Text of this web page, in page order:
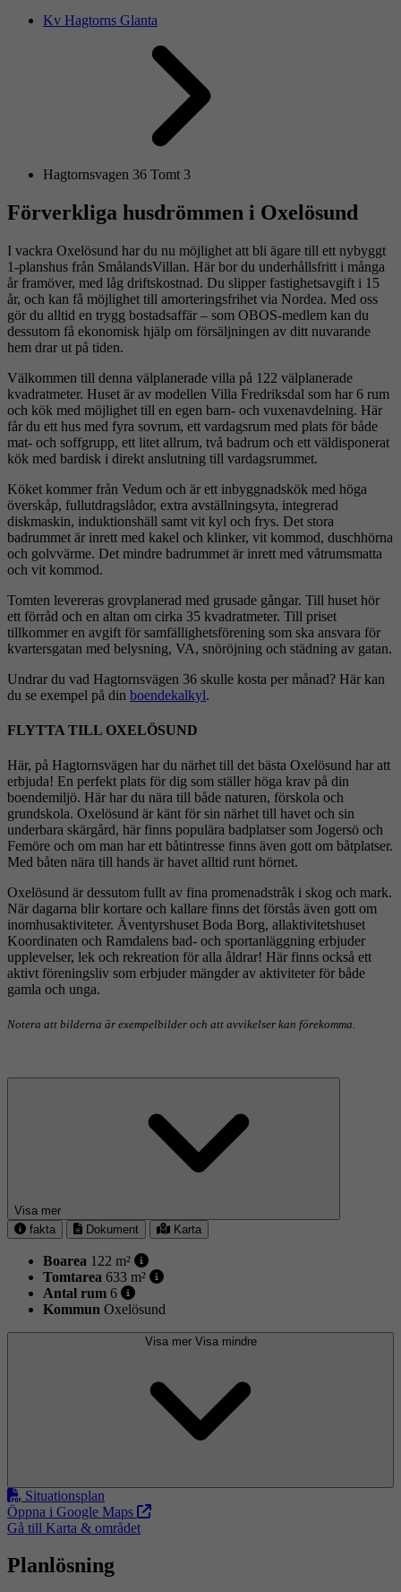
Kv Hagtorns Glanta
Hagtornsvagen 36 Tomt 3
Förverkliga husdrömmen i Oxelösund
I vackra Oxelösund har du nu möjlighet att bli ägare till ett nybyggt
1-planshus från SmålandsVillan. Här bor du underhållsfritt i många
år framöver, med låg driftskostnad. Du slipper fastighetsavgift i 15
år, och kan få möjlighet till amorteringsfrihet via Nordea. Med oss
gör du alltid en trygg bostadsaffär – som OBOS-medlem kan du
dessutom få ekonomisk hjälp om försäljningen av ditt nuvarande
hem drar ut på tiden.
Välkommen till denna välplanerade villa på 122 välplanerade
kvadratmeter. Huset är av modellen Villa Fredriksdal som har 6 rum
och kök med möjlighet till en egen barn- och vuxenavdelning. Här
får du ett hus med fyra sovrum, ett vardagsrum med plats för både
mat- och soffgrupp, ett litet allrum, två badrum och ett väldisponerat
kök med bardisk i direkt anslutning till vardagsrummet.
Köket kommer från Vedum och är ett inbyggnadskök med höga
överskåp, fullutdragslådor, extra avställningsyta, integrerad
diskmaskin, induktionshäll samt vit kyl och frys. Det stora
badrummet är inrett med kakel och klinker, vit kommod, duschhörna
och golvvärme. Det mindre badrummet är inrett med våtrumsmatta
och vit kommod.
Tomten levereras grovplanerad med grusade gångar. Till huset hör
ett förråd och en altan om cirka 35 kvadratmeter. Till priset
tillkommer en avgift för samfällighetsförening som ska ansvara för
kvartersgatan med belysning, VA, snöröjning och städning av gatan.
Undrar du vad Hagtornsvägen 36 skulle kosta per månad? Här kan
du se exempel på din boendekalkyl.
FLYTTA TILL OXELÖSUND
Här, på Hagtornsvägen har du närhet till det bästa Oxelösund har att
erbjuda! En perfekt plats för dig som ställer höga krav på din
boendemiljö. Här har du nära till både naturen, förskola och
grundskola. Oxelösund är känt för sin närhet till havet och sin
underbara skärgård, här finns populära badplatser som Jogersö och
Femöre och om man har ett båtintresse finns även gott om båtplatser.
Med båten nära till hands är havet alltid runt hörnet.
Oxelösund är dessutom fullt av fina promenadstråk i skog och mark.
När dagarna blir kortare och kallare finns det förstås även gott om
inomhusaktiviteter. Äventyrshuset Boda Borg, allaktivitetshuset
Koordinaten och Ramdalens bad- och sportanläggning erbjuder
upplevelser, lek och rekreation för alla åldrar! Här finns också ett
aktivt föreningsliv som erbjuder mängder av aktiviteter för både
gamla och unga.
Notera att bilderna är exempelbilder och att avvikelser kan förekomma.
Visa mer
fakta
Dokument Karta
Boarea 122 m²
Tomtarea 633 m²
Antal rum 6
Kommun Oxelösund
Visa mer Visa mindre
Situationsplan
Öppna i Google Maps
Gå till Karta & området
Planlösning